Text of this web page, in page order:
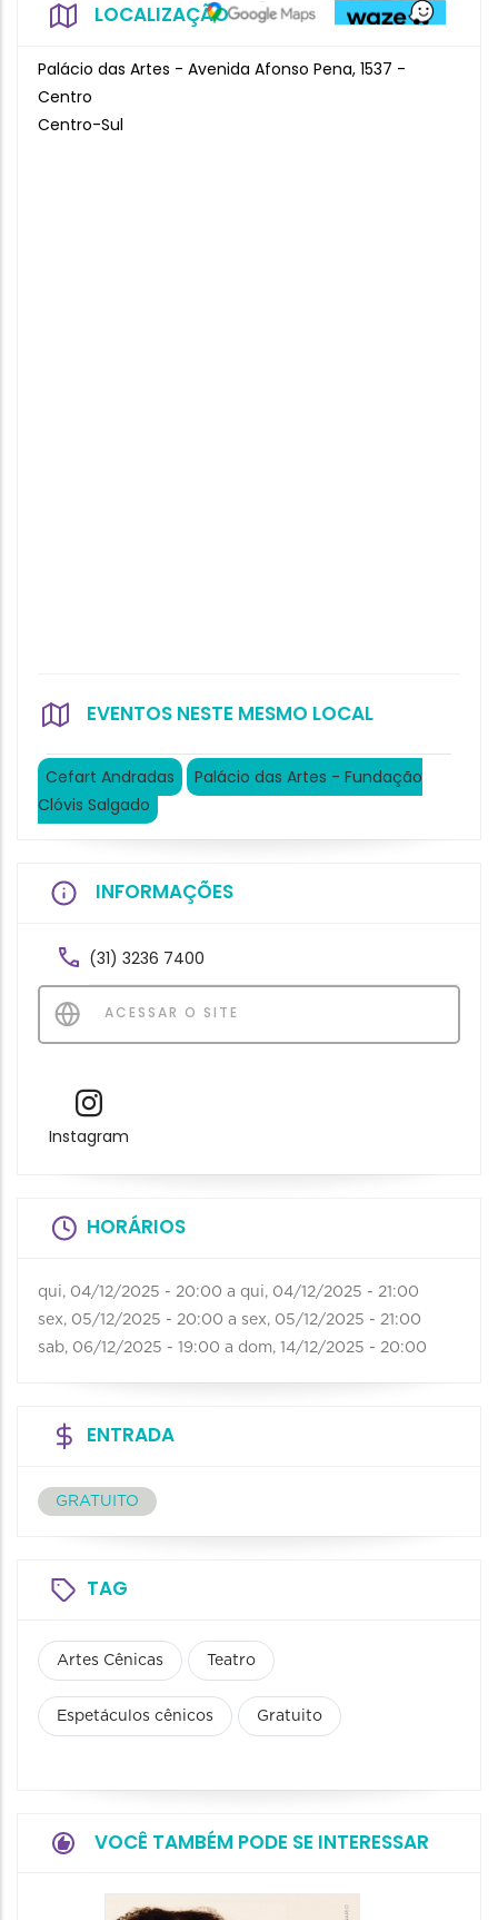
LOCALIZAÇÃO
Palácio das Artes - Avenida Afonso Pena, 1537 -
Centro
Centro-Sul
EVENTOS NESTE MESMO LOCAL
Cefart Andradas
Palácio das Artes - Fundação
Clóvis Salgado
INFORMAÇÕES
(31) 3236 7400
ACESSAR O SITE
Instagram
HORÁRIOS
qui, 04/12/2025 - 20:00 a qui, 04/12/2025 - 21:00
sex, 05/12/2025 - 20:00 a sex, 05/12/2025 - 21:00
sab, 06/12/2025 - 19:00 a dom, 14/12/2025 - 20:00
ENTRADA
GRATUITO
TAG
Artes Cênicas Teatro
Espetáculos cênicos Gratuito
VOCÊ TAMBÉM PODE SE INTERESSAR